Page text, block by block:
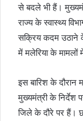
से बदले भी हैं।
राज्य के स्वास्थ्य
सक्रिय कदम उठाने के
में मलेरिया के
इस बारिश के
मुख्यमंत्री के निर्देश
जिले के दौरे पर हैं।